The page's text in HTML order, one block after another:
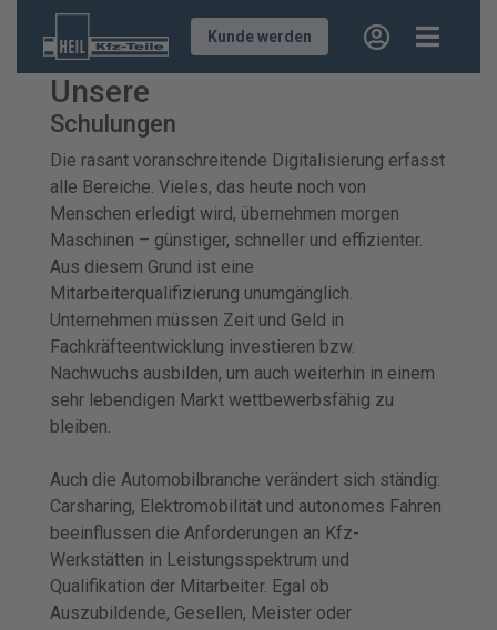
Kunde werden
Unsere
Schulungen
Die rasant voranschreitende Digitalisierung erfasst
alle Bereiche. Vieles, das heute noch von
Menschen erledigt wird, übernehmen morgen
Maschinen – günstiger, schneller und effizienter.
Aus diesem Grund ist eine
Mitarbeiterqualifizierung unumgänglich.
Unternehmen müssen Zeit und Geld in
Fachkräfteentwicklung investieren bzw.
Nachwuchs ausbilden, um auch weiterhin in einem
sehr lebendigen Markt wettbewerbsfähig zu
bleiben.
Auch die Automobilbranche verändert sich ständig:
Carsharing, Elektromobilität und autonomes Fahren
beeinflussen die Anforderungen an Kfz-
Werkstätten in Leistungsspektrum und
Qualifikation der Mitarbeiter. Egal ob
Auszubildende, Gesellen, Meister oder